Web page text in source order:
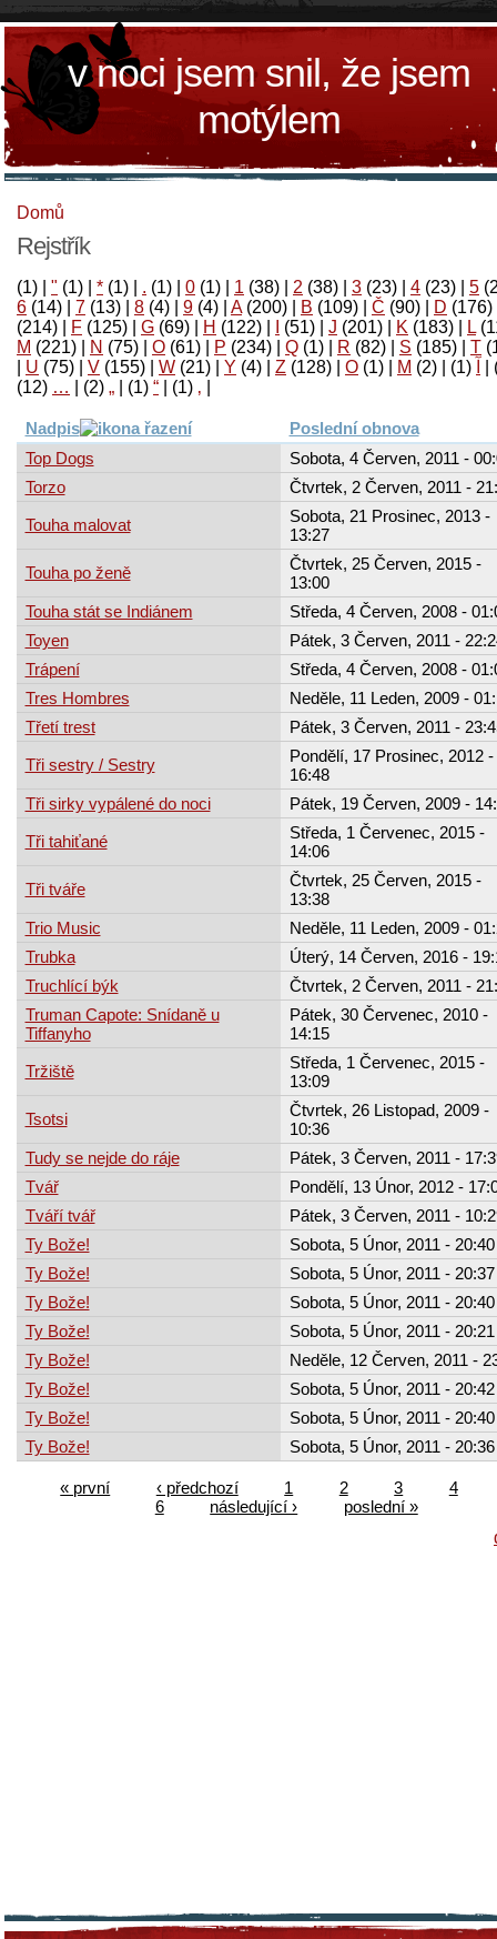
v noci jsem snil, že jsem
motýlem
Domů
Rejstřík
(1) " (1) * (1) . (1) 0 (1) 1 (38) 2 (38) 3 (23) 4 (23) 5
6 (14) 7 (13) 8 (4) 9 (4) A(200) B (109) Č (90) D (176)
(214)
F (125) G (69) H (122) (51) J (201) K (183) L
M (221) N (75) O (61) P (234) Q (1) R (82) S (185) T
U (75) V (155) W (21) Y (4) Z (128) Ο (1) М (2)
(1)
‚
(1)
“
(1)
„
(2)
…
(12)
Nadpis
Poslední obnova
Top Dogs
Sobota, 4 Červen, 2011 -
Torzo
Čtvrtek, 2 Červen, 2011 -
Touha malovat
Sobota, 21 Prosinec, 2013 -
13:27
Touha po ženě
Čtvrtek, 25 Červen, 2015 -
13:00
Touha stát se Indiánem
Středa, 4 Červen, 2008 -
Toyen
Pátek, 3 Červen, 2011 -
Trápení
Středa, 4 Červen, 2008 -
Tres Hombres
Neděle, 11 Leden, 2009 -
Třetí trest
Pátek, 3 Červen, 2011 -
Tři sestry / Sestry
Pondělí, 17 Prosinec, 2012 -
16:48
Tři sirky vypálené do noci
Pátek, 19 Červen, 2009 -
Tři tahiťané
Středa, 1 Červenec, 2015 -
14:06
Tři tváře
Čtvrtek, 25 Červen, 2015 -
13:38
Trio Music
Neděle, 11 Leden, 2009 -
Trubka
Úterý, 14 Červen, 2016 -
Truchlící býk
Čtvrtek, 2 Červen, 2011 -
Truman Capote: Snídaně u
Tiffanyho
Pátek, 30 Červenec, 2010 -
14:15
Tržiště
Středa, 1 Červenec, 2015 -
13:09
Tsotsi
Čtvrtek, 26 Listopad, 2009 -
10:36
Tudy se nejde do ráje
Pátek, 3 Červen, 2011 -
Tvář
Pondělí, 13 Únor, 2012 -
Tváří tvář
Pátek, 3 Červen, 2011 -
Ty Bože!
Sobota, 5 Únor, 2011 - 20:40
Ty Bože!
Sobota, 5 Únor, 2011 - 20:37
Ty Bože!
Sobota, 5 Únor, 2011 - 20:40
Ty Bože!
Sobota, 5 Únor, 2011 - 20:21
Ty Bože!
Neděle, 12 Červen, 2011 -
Ty Bože!
Sobota, 5 Únor, 2011 - 20:42
Ty Bože!
Sobota, 5 Únor, 2011 - 20:40
Ty Bože!
Sobota, 5 Únor, 2011 - 20:36
« první ‹ předchozí 1 2 3
4
6
následující ›
poslední »